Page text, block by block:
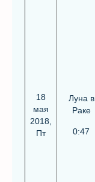
18
мая
2018,
Пт
Луна в
Раке
0:47